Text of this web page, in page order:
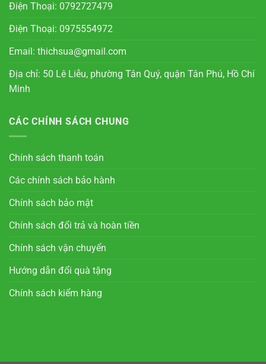
Điện Thoại: 0792727479
Điện Thoại: 0975554972
Email: thichsua@gmail.com
Địa chỉ: 50 Lê Liễu, phường Tân Quý, quận Tân Phú, Hồ Chí
Minh
CÁC CHÍNH SÁCH CHUNG
Chính sách thanh toán
Các chính sách bảo hành
Chính sách bảo mật
Chính sách đổi trả và hoàn tiền
Chính sách vận chuyển
Hướng dẫn đổi quà tặng
Chính sách kiểm hàng